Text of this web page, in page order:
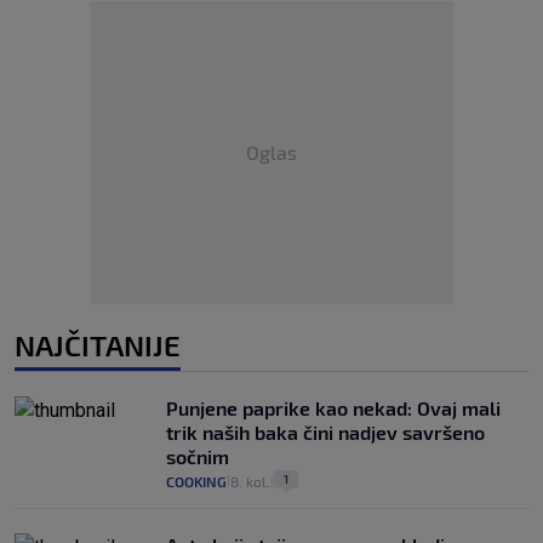
Oglas
NAJČITANIJE
Punjene paprike kao nekad: Ovaj mali
trik naših baka čini nadjev savršeno
sočnim
COOKING 8. kol. 1